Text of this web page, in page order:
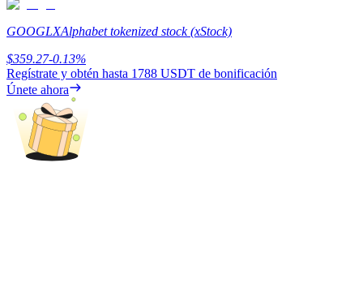
Préstamos
GOOGLXAlphabet tokenized stock (xStock)
$359.27-0.13%
Regístrate y obtén hasta 1788 USDT de bonificación
Únete ahora